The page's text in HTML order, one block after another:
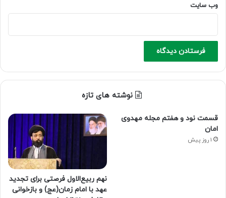
وب‌ سایت
نوشته های تازه
قسمت نود و هفتم مجله مهدوی
امان
1 روز پیش
نهم ربیع‌الاول فرصتی برای تجدید
عهد با امام زمان(عج) و بازخوانی